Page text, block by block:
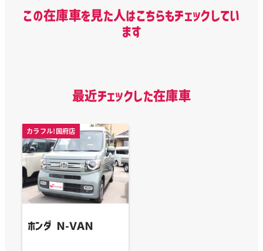
この在庫車を見た人はこちらもチェックしてい
ます
最近チェックした在庫車
カラフル!国府店
ホンダ Ｎ-ＶＡＮ